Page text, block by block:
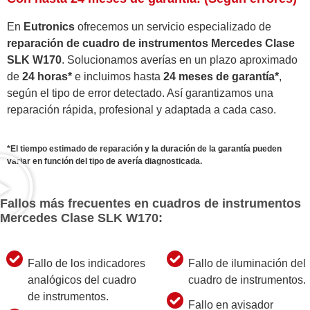
En Eutronics ofrecemos un servicio especializado de
reparación de cuadro de instrumentos Mercedes Clase
SLK W170. Solucionamos averías en un plazo aproximado
de 24 horas* e incluimos hasta 24 meses de garantía*,
según el tipo de error detectado. Así garantizamos una
reparación rápida, profesional y adaptada a cada caso.
*El tiempo estimado de reparación y la duración de la garantía pueden
variar en función del tipo de avería diagnosticada.
Fallos más frecuentes en cuadros de instrumentos
Mercedes Clase SLK W170:
Fallo de los indicadores
analógicos del cuadro
de instrumentos.
Fallo de iluminación del
cuadro de instrumentos.
Fallo en avisador